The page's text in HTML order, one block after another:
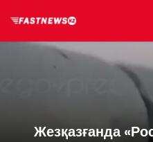
Жезқазғанда